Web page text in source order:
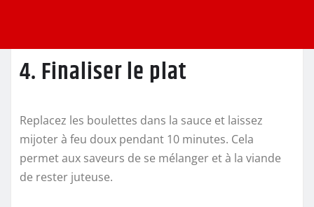
4. Finaliser le plat
Replacez les boulettes dans la sauce et laissez
mijoter à feu doux pendant 10 minutes. Cela
permet aux saveurs de se mélanger et à la viande
de rester juteuse.